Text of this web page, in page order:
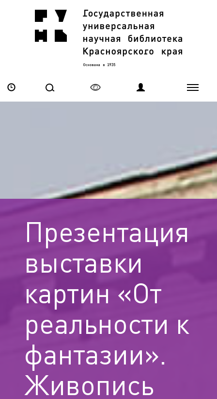
Презентация
выставки
картин «От
реальности к
фантазии».
Живопись